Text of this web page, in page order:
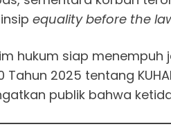
equality before the
hukum siap
Tahun 2025 tentang
publik bahwa